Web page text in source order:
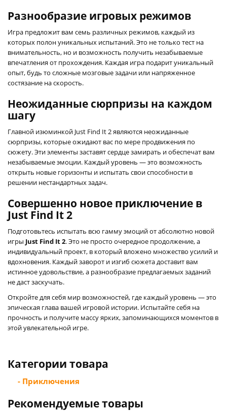
Разнообразие игровых режимов
Игра предложит вам семь различных режимов, каждый из
которых полон уникальных испытаний. Это не только тест на
внимательность, но и возможность получить незабываемые
впечатления от прохождения. Каждая игра подарит уникальный
опыт, будь то сложные мозговые задачи или напряженное
состязание на скорость.
Неожиданные сюрпризы на каждом
шагу
Главной изюминкой Just Find It 2 являются неожиданные
сюрпризы, которые ожидают вас по мере продвижения по
сюжету. Эти элементы заставят сердце замирать и обеспечат вам
незабываемые эмоции. Каждый уровень — это возможность
открыть новые горизонты и испытать свои способности в
решении нестандартных задач.
Совершенно новое приключение в
Just Find It 2
Подготовьтесь испытать всю гамму эмоций от абсолютно новой
игры Just Find It 2. Это не просто очередное продолжение, а
индивидуальный проект, в который вложено множество усилий и
вдохновения. Каждый заворот и изгиб сюжета доставит вам
истинное удовольствие, а разнообразие предлагаемых заданий
не даст заскучать.
Откройте для себя мир возможностей, где каждый уровень — это
эпическая глава вашей игровой истории. Испытайте себя на
прочность и получите массу ярких, запоминающихся моментов в
этой увлекательной игре.
Категории товара
- Приключения
Рекомендуемые товары